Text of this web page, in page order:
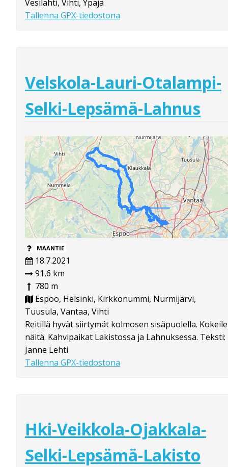
Vesilahti, Vihti, Ypäjä
Tallenna GPX-tiedostona
Velskola-Lauri-Otalampi-
Selki-Lepsämä-Lahnus
MAANTIE
18.7.2021
91,6 km
780 m
Espoo, Helsinki, Kirkkonummi, Nurmijärvi,
Tuusula, Vantaa, Vihti
Reitillä hyvät siirtymät kolmosen sisäpuolella. Kokeile
näitä. Kahvipaikat Lakistossa ja Lahnuksessa. Teksti:
Janne Lehti
Tallenna GPX-tiedostona
Hki-Veikkola-Ojakkala-
Selki-Lepsämä-Lakisto